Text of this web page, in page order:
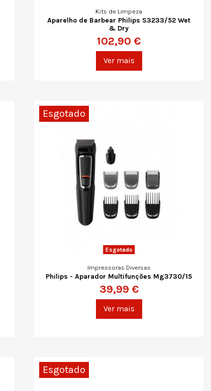
Kits de Limpeza
Aparelho de Barbear Philips S3233/52 Wet
& Dry
102,90 €
Ver mais
Esgotado
Esgotado
Impressoras Diversas
Philips - Aparador Multifunções Mg3730/15
39,99 €
Ver mais
Esgotado